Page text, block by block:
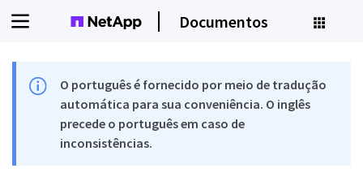
Documentos
O português é fornecido por meio de tradução
automática para sua conveniência. O inglês
precede o português em caso de
inconsistências.